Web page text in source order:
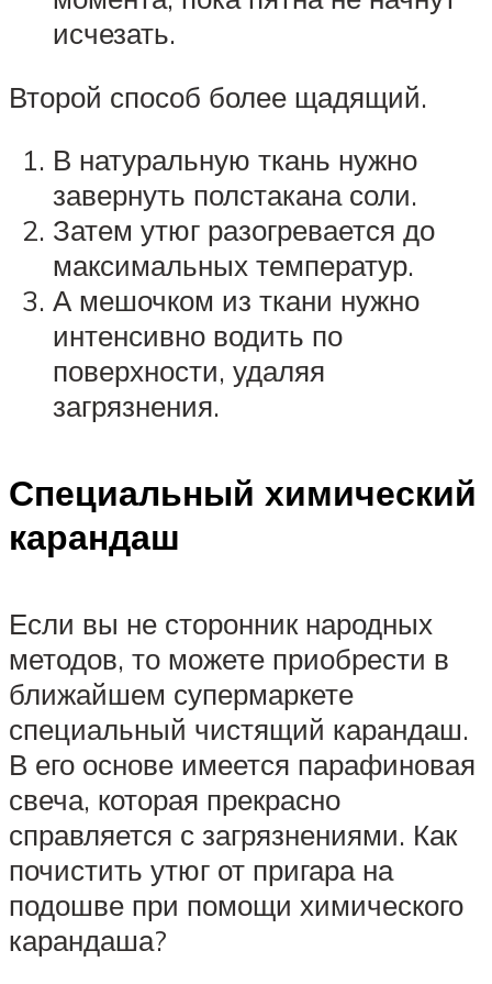
исчезать.
Второй способ более щадящий.
В натуральную ткань нужно
завернуть полстакана соли.
Затем утюг разогревается до
максимальных температур.
А мешочком из ткани нужно
интенсивно водить по
поверхности, удаляя
загрязнения.
Специальный химический
карандаш
Если вы не сторонник народных
методов, то можете приобрести в
ближайшем супермаркете
специальный чистящий карандаш.
В его основе имеется парафиновая
свеча, которая прекрасно
справляется с загрязнениями. Как
почистить утюг от пригара на
подошве при помощи химического
карандаша?